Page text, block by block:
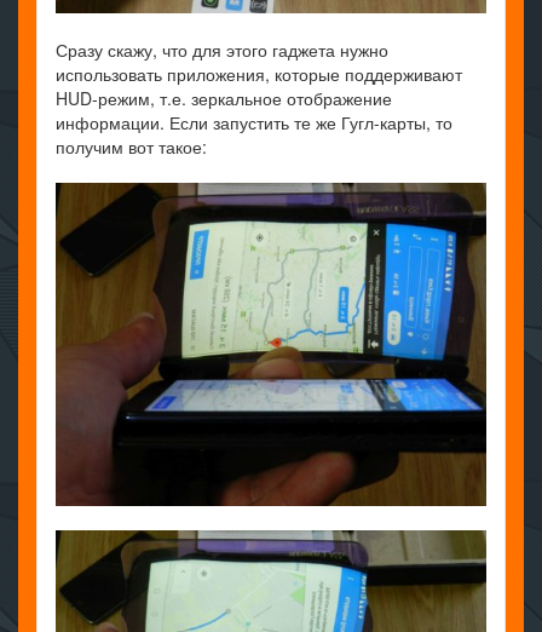
Сразу скажу, что для этого гаджета нужно
использовать приложения, которые поддерживают
HUD-режим, т.е. зеркальное отображение
информации. Если запустить те же Гугл-карты, то
получим вот такое: